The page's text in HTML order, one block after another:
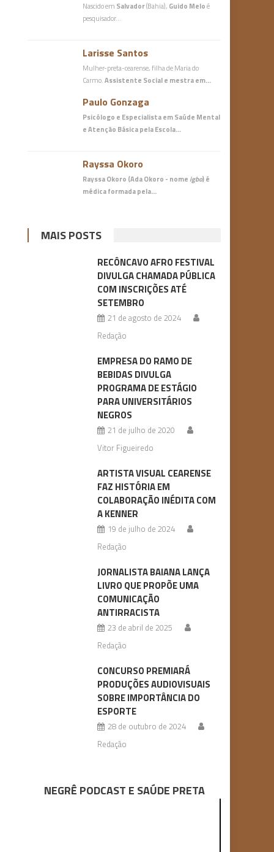
Nascido em Salvador(Bahia), Guido Meloé
pesquisador…
Larisse Santos
Mulher-preta-cearense, filha de Maria do
Carmo.Assistente Social e mestra em…
Paulo Gonzaga
Psicólogo e Especialista em Saúde Mental
e Atenção Básicapela Escola…
Rayssa Okoro
Rayssa Okoro (Ada Okoro - nome igbo) é
médicaformada pela…
MAIS POSTS
RECÔNCAVO AFRO FESTIVAL
DIVULGA CHAMADA PÚBLICA
COM INSCRIÇÕES ATÉ
SETEMBRO
21 de agosto de 2024
Redação
EMPRESA DO RAMO DE
BEBIDAS DIVULGA
PROGRAMA DE ESTÁGIO
PARA UNIVERSITÁRIOS
NEGROS
21 de julho de 2020
Vitor Figueiredo
ARTISTA VISUAL CEARENSE
FAZ HISTÓRIA EM
COLABORAÇÃO INÉDITA COM
A KENNER
19 de julho de 2024
Redação
JORNALISTA BAIANA LANÇA
LIVRO QUE PROPÕE UMA
COMUNICAÇÃO
ANTIRRACISTA
23 de abril de 2025
Redação
CONCURSO PREMIARÁ
PRODUÇÕES AUDIOVISUAIS
SOBRE IMPORTÂNCIA DO
ESPORTE
28 de outubro de 2024
Redação
NEGRÊ PODCAST E SAÚDE PRETA